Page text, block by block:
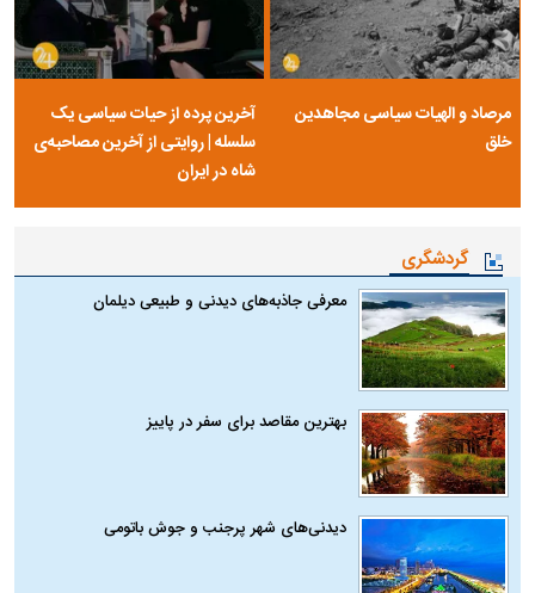
مرصاد و الهیات سیاسی مجاهدین
خلق
آخرین پرده از حیات سیاسی یک
سلسله | روایتی از آخرین مصاحبه‌ی
شاه در ایران
گردشگری
معرفی جاذبه‌های دیدنی و طبیعی دیلمان
بهترین مقاصد برای سفر در پاییز
دیدنی‌های شهر پرجنب و جوش باتومی